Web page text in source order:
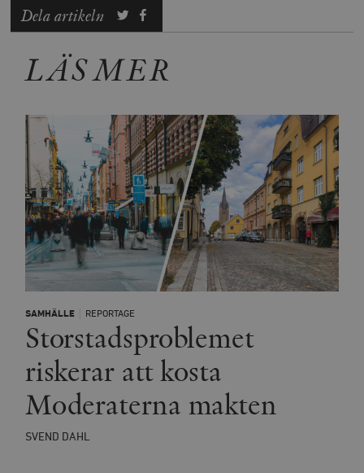
Dela artikeln
LÄS MER
SAMHÄLLE REPORTAGE
Storstadsproblemet
riskerar att kosta
Moderaterna makten
SVEND DAHL